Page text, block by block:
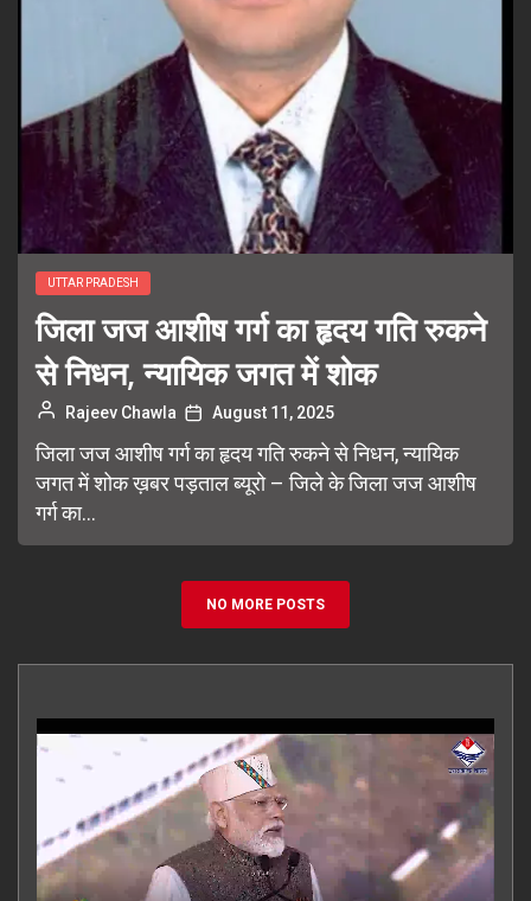
UTTAR PRADESH
जिला जज आशीष गर्ग का हृदय गति रुकने
से निधन, न्यायिक जगत में शोक
Rajeev Chawla August 11, 2025
जिला जज आशीष गर्ग का हृदय गति रुकने से निधन, न्यायिक
जगत में शोक ख़बर पड़ताल ब्यूरो – जिले के जिला जज आशीष
गर्ग का...
NO MORE POSTS